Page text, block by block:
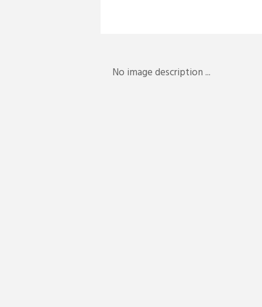
No image description ...